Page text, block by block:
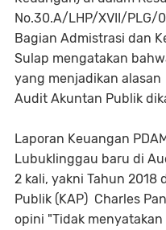
No.30.A/LHP/XVII/PLG/
Bagian Admistrasi dan
Sulap mengatakan
yang menjadikan
Audit Akuntan Publik
Laporan Keuangan
Lubuklinggau baru di
2 kali, yakni Tahun 2018
Publik (KAP) Charles
opini "Tidak menyatakan